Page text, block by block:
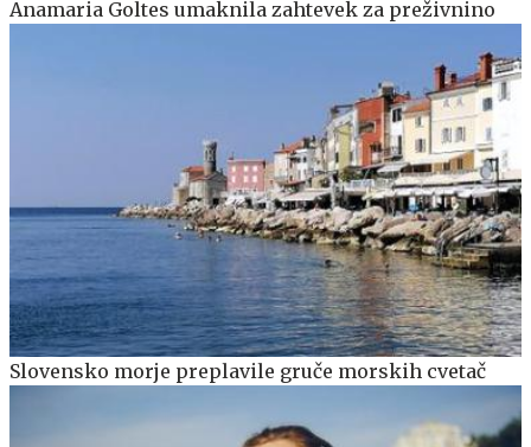
Anamaria Goltes umaknila zahtevek za preživnino
Slovensko morje preplavile gruče morskih cvetač